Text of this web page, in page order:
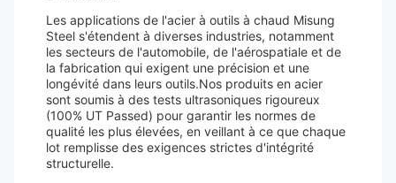
Les applications de l'acier à outils à chaud Misung
Steel s'étendent à diverses industries, notamment
les secteurs de l'automobile, de l'aérospatiale et de
la fabrication qui exigent une précision et une
longévité dans leurs outils.Nos produits en acier
sont soumis à des tests ultrasoniques rigoureux
(100% UT Passed) pour garantir les normes de
qualité les plus élevées, en veillant à ce que chaque
lot remplisse des exigences strictes d'intégrité
structurelle.